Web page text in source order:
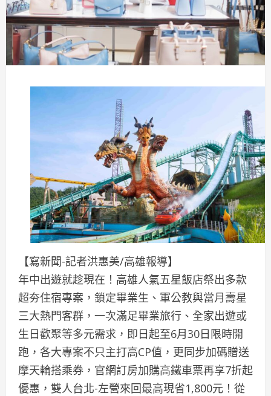
【寫新聞-記者洪惠美/高雄報導】
年中出遊就趁現在！高雄人氣五星飯店祭出多款
超夯住宿專案，鎖定畢業生、軍公教與當月壽星
三大熱門客群，一次滿足畢業旅行、全家出遊或
生日歡聚等多元需求，即日起至6月30日限時開
跑，各大專案不只主打高CP值，更同步加碼贈送
摩天輪搭乘券，官網訂房加購高鐵車票再享7折起
優惠，雙人台北-左營來回最高現省1,800元！從